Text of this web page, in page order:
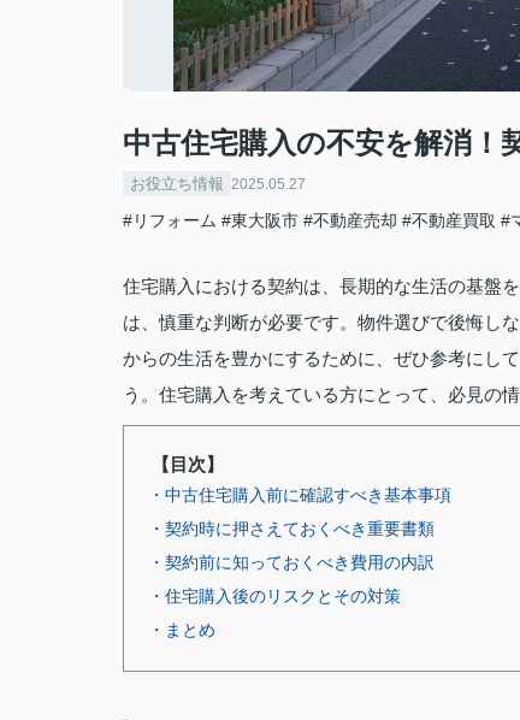
中古住宅購入の不安を解消！
お役立ち情報 2025.05.27
#リフォーム #東大阪市 #不動産売却 #不動産買取 #
住宅購入における契約は、長期的な生活の基盤
は、慎重な判断が必要です。物件選びで後悔し
からの生活を豊かにするために、ぜひ参考にし
う。住宅購入を考えている方にとって、必見の
【目次】
・中古住宅購入前に確認すべき基本事項
・契約時に押さえておくべき重要書類
・契約前に知っておくべき費用の内訳
・住宅購入後のリスクとその対策
・まとめ